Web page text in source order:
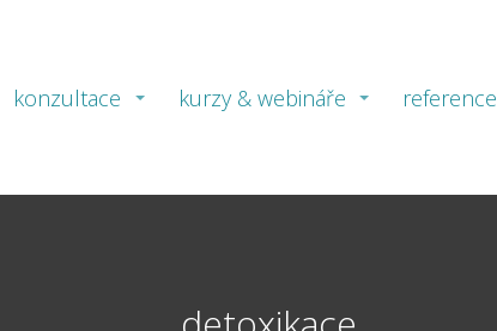
konzultace kurzy & webináře reference